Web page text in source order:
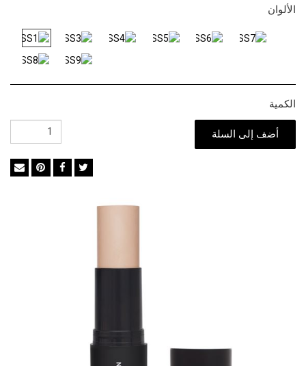
بشرتك. استخدميه كأساس, خافي عيوب أو لتشكيل وجهك – فهو
يعتبر أساس رائع متعدد المهام! حماية من الشمس 30+
الألوان
الكمية
أضف إلى السلة